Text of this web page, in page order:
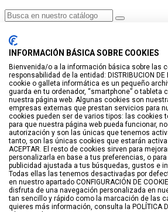
No se encontraron productos.
Iniciar sesión
VISTO RECIENTEMENTE
No hay productos
LISTA DE DESEOS
GUARDAR EN LISTA DE DESEOS
Crear
BUSCAR
INFORMACIÓN BÁSICA SOBRE COOKIES
Bienvenida/o a la información básica sobre las
responsabilidad de la entidad: DISTRIBUCION DE
cookie o galleta informática es un pequeño
guarda en tu ordenador, “smartphone” o tableta
nuestra página web. Algunas cookies son
empresas externas que prestan servicios para
cookies pueden ser de varios tipos: las cookies
para que nuestra página web pueda funcionar,
autorización y son las únicas que tenemos
tanto, son las únicas cookies que estarán
ACEPTAR. El resto de cookies sirven para
personalizarla en base a tus preferencias, o
publicidad ajustada a tus búsquedas, gustos e
Todas ellas las tenemos desactivadas por
en nuestro apartado CONFIGURACIÓN DE
disfruta de una navegación personalizada en
tan sencillo y rápido como la marcación de las
quieres más información, consulta la POLÍTICA